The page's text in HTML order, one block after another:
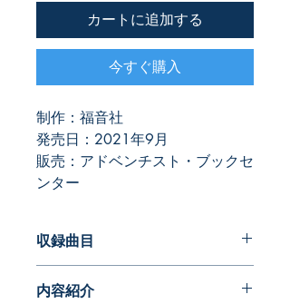
カートに追加する
今すぐ購入
制作：福音社
発売日：2021年9月
販売：アドベンチスト・ブックセ
ンター
収録曲目
2. みどりの柴に
内容紹介